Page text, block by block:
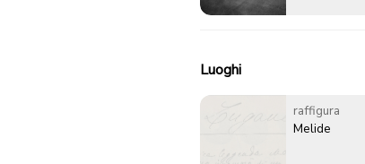
Luoghi
raffigura
Melide